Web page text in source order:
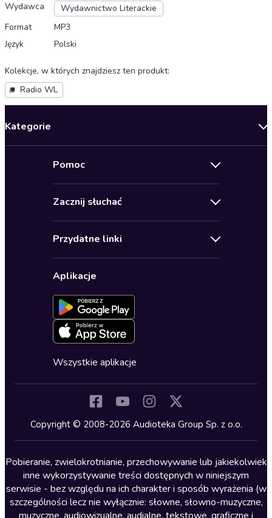
Wydawca
Wydawnictwo Literackie
Format
MP3
Język
Polski
Kolekcje, w których znajdziesz ten produkt:
Radio WL
Kategorie
Biznes, marketing, ekonomia
Dla młodzieży
Kryminały
Lektury szkolne
Literatura anglojęzyczna
Literatura faktu
Literatura obyczajowa
Pomoc
Pomoc
Ustawienia prywatności
Formularz zgłaszania nielegalnych treści
Deklaracja dostępności
Zacznij słuchać
Karnety
Oferta dla firm i bibliotek
Przydatne linki
Dołącz do newslettera
Blog
Zapowiedzi
Cykle audiobooków
Aplikacje
Wszystkie aplikacje
Copyright © 2008-2026 Audioteka Group Sp. z o.o.
Pobieranie, zwielokrotnianie, przechowywanie lub jakiekolwiek
inne wykorzystywanie treści dostępnych w niniejszym
serwisie - bez względu na ich charakter i sposób wyrażenia (w
szczególności lecz nie wyłącznie: słowne, słowno-muzyczne,